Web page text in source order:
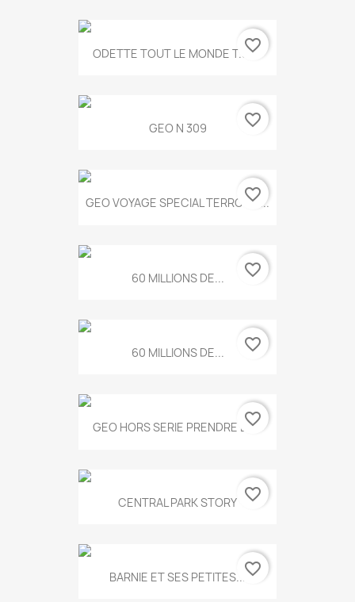
ODETTE TOUT LE MONDE T.546
favorite_border
GEO N 309 favorite_border
GEO VOYAGE SPECIAL TERROIRS...
favorite_border
60 MILLIONS DE... favorite_border
60 MILLIONS DE... favorite_border
GEO HORS SERIE PRENDRE LE...
favorite_border
CENTRAL PARK STORY favorite_border
BARNIE ET SES PETITES...favorite_border